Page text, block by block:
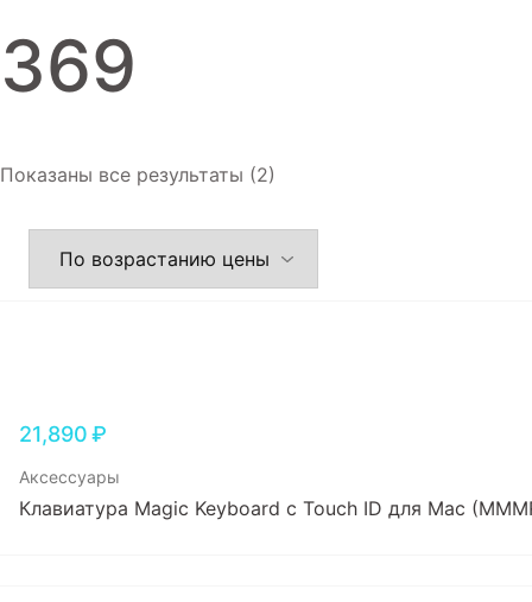
Аксессуары
369
Показаны все результаты (2)
21,890₽
Аксессуары
Клавиатура Magic Keyboard с Touch ID для Mac